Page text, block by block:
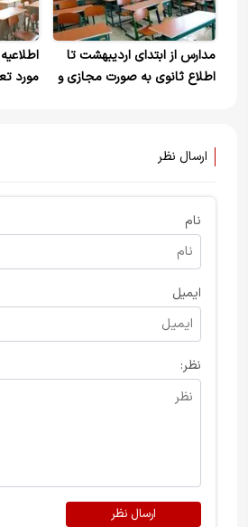
مدارس از ابتدای اردیبهشت تا
اطلاع ثانوی به صورت مجازی و
مورد
ارسال نظر
نام
ایمیل
نظر:
ارسال نظر